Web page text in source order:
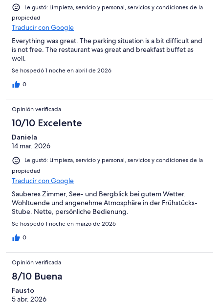
Le gustó: Limpieza, servicio y personal, servicios y condiciones de la
propiedad
Traducir con Google
Everything was great. The parking situation is a bit difficult and
is not free. The restaurant was great and breakfast buffet as
well.
Se hospedó 1 noche en abril de 2026
0
Opinión verificada
10/10 Excelente
Daniela
14 mar. 2026
Le gustó: Limpieza, servicio y personal, servicios y condiciones de la
propiedad
Traducir con Google
Sauberes Zimmer, See- und Bergblick bei gutem Wetter.
Wohltuende und angenehme Atmosphäre in der Frühstücks-
Stube. Nette, persönliche Bedienung.
Se hospedó 1 noche en marzo de 2026
0
Opinión verificada
8/10 Buena
Fausto
5 abr. 2026